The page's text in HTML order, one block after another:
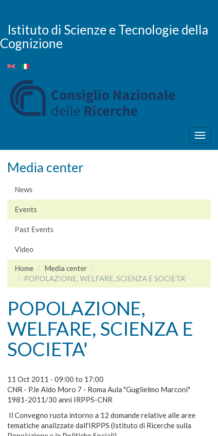
main
content
Istituto di Scienze e Tecnologie della
Cognizione
Media center
News
Events
Past Events
Video
Home
Media center
POPOLAZIONE, WELFARE, SCIENZA E SOCIETA'
POPOLAZIONE,
WELFARE, SCIENZA E
SOCIETA'
11 Oct 2011 - 09:00 to 17:00
CNR - P.le Aldo Moro 7 - Roma Aula "Guglielmo Marconi"
1981-2011/30 anni IRPPS-CNR
Il Convegno ruota intorno a 12 domande relative alle aree
tematiche analizzate dall'IRPPS (Istituto di Ricerche sulla